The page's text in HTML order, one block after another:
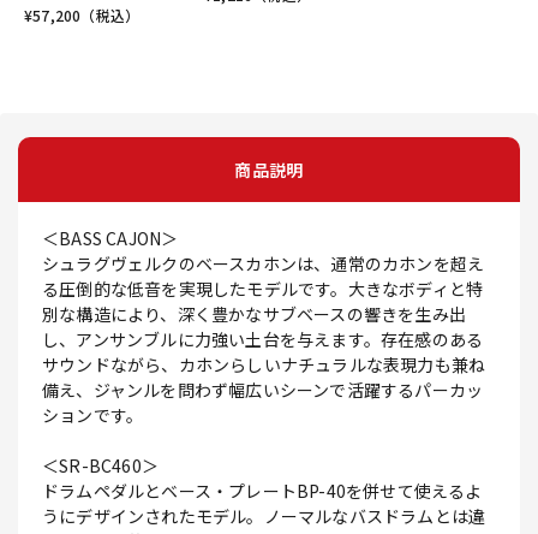
¥57,200 （税込）
商品説明
＜BASS CAJON＞
シュラグヴェルクのベースカホンは、通常のカホンを超え
る圧倒的な低音を実現したモデルです。大きなボディと特
別な構造により、深く豊かなサブベースの響きを生み出
し、アンサンブルに力強い土台を与えます。存在感のある
サウンドながら、カホンらしいナチュラルな表現力も兼ね
備え、ジャンルを問わず幅広いシーンで活躍するパーカッ
ションです。
＜SR-BC460＞
ドラムペダルとベース・プレートBP-40を併せて使えるよ
うにデザインされたモデル。ノーマルなバスドラムとは違